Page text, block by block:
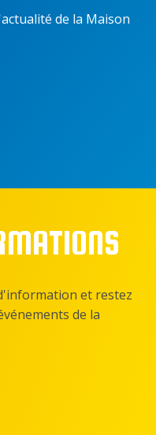
de la Maison
et restez
de la